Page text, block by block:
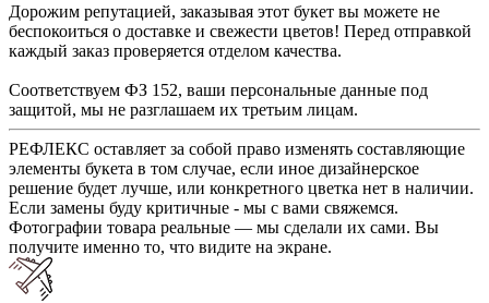
Дорожим репутацией, заказывая этот букет вы можете не
беспокоиться о доставке и свежести цветов! Перед отправкой
каждый заказ проверяется отделом качества.
Соответствуем ФЗ 152, ваши персональные данные под
защитой, мы не разглашаем их третьим лицам.
РЕФЛЕКС оставляет за собой право изменять составляющие
элементы букета в том случае, если иное дизайнерское
решение будет лучше, или конкретного цветка нет в наличии.
Если замены буду критичные - мы с вами свяжемся.
Фотографии товара реальные — мы сделали их сами. Вы
получите именно то, что видите на экране.